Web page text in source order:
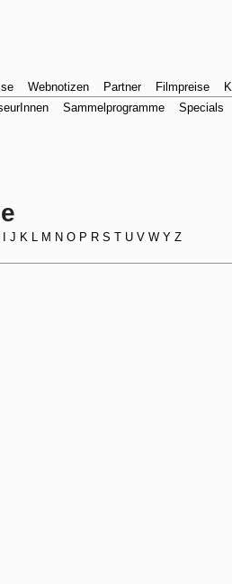
Webnotizen Partner Filmpreise
Sammelprogramme Specials
J K L M N O P R S T U V W Y Z